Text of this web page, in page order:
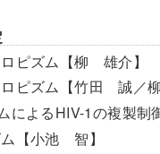
ピズム【柳 雄介】
ピズム【竹田 誠／
によるHIV-1の複製制
【小池 智】